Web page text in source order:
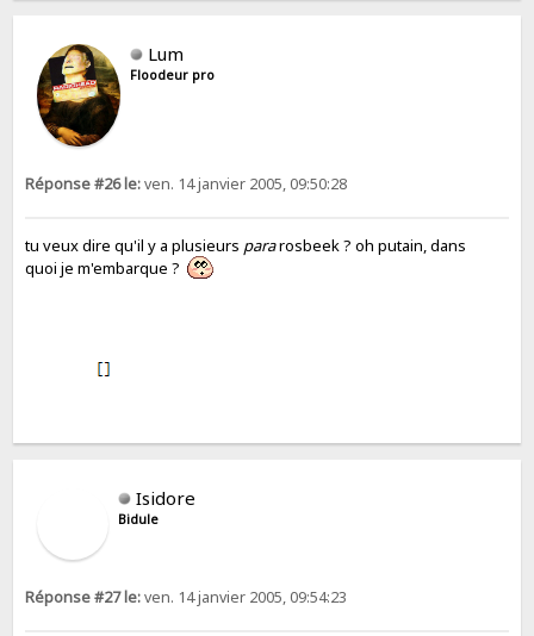
Lum
Floodeur pro
Réponse #26 le:ven. 14 janvier 2005, 09:50:28
tu veux dire qu'il y a plusieurs pararosbeek ? oh putain, dans
quoi je m'embarque ?
Isidore
Bidule
Réponse #27 le:ven. 14 janvier 2005, 09:54:23